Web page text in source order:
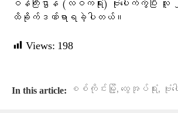
ဝန်ကြီးဌာန (လဝကရုံး) ဗုံးပေါက်ကွဲပြီး
ထိခိုက်ဒဏ်ရာရခဲ့ပါတယ်။
Views: 198
In this article: စစ်ကိုင်းမြို့, ထွေအုပ်ရုံး, ဗုံး